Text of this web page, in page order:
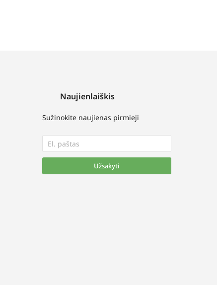
Naujienlaiškis
Sužinokite naujienas pirmieji
Užsakyti